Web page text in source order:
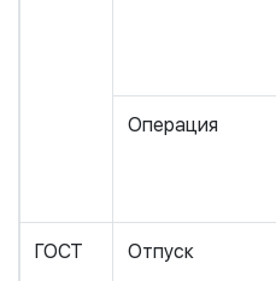
Операция
ГОСТ Отпуск